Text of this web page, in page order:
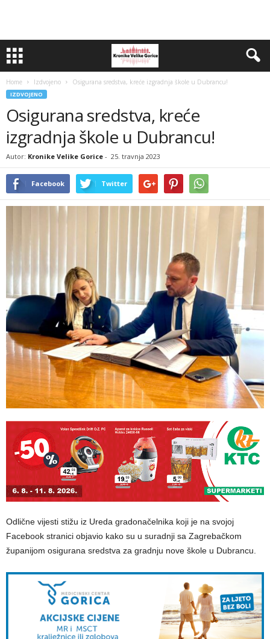
Home Izdvojeno Osigurana sredstva, kreće izgradnja škole u Dubrancu!
IZDVOJENO
Osigurana sredstva, kreće
izgradnja škole u Dubrancu!
Autor: Kronike Velike Gorice - 25. travnja 2023
Facebook Twitter
Odlične vijesti stižu iz Ureda gradonačelnika koji je na svojoj
Facebook stranici objavio kako su u suradnji sa Zagrebačkom
županijom osigurana sredstva za gradnju nove škole u Dubrancu.